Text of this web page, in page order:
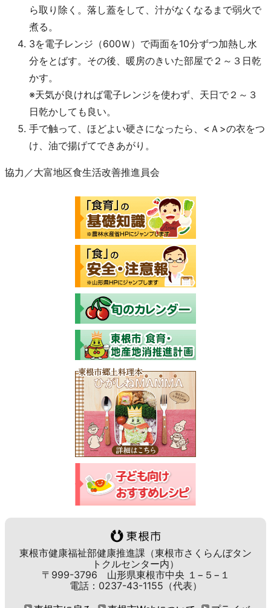
ら取り除く。落し蓋をして、汁がなくなるまで弱火で
煮る。
3を電子レンジ（600Ｗ）で両面を10分ずつ加熱し水
分をとばす。その後、暖房のきいた部屋で２～３日乾
かす。
※天気が良ければ電子レンジを使わず、天日で２～３
日乾かしても良い。
手で触って、ほどよい硬さになったら、<Ａ>の衣をつ
け、油で揚げてできあがり。
協力／大富地区食生活改善推進員会
東根市健康福祉部健康推進課（東根市さくらんぼタン
トクルセンター内）
〒999-3796 山形県東根市中央 １−５−１
電話：0237-43-1155（代表）